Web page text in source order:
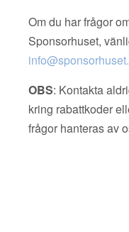
Om du har frågor
Sponsorhuset,
OBS: Kontakta
kring rabattkoder
frågor hanteras av